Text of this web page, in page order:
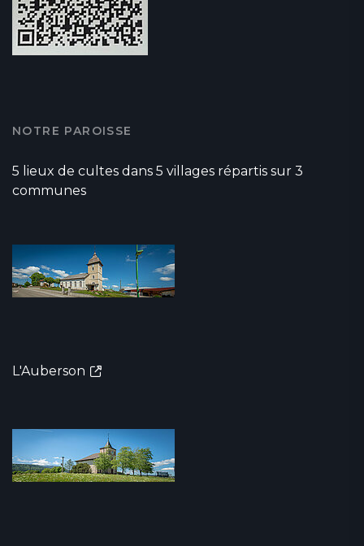
NOTRE PAROISSE
5 lieux de cultes dans 5 villages répartis sur 3
communes
L'Auberson